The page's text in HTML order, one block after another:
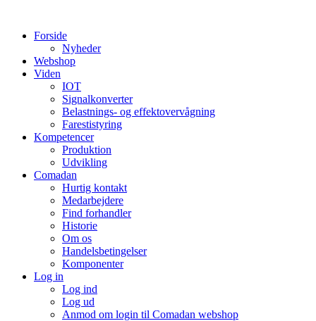
indholdForside
Nyheder
Webshop
Viden
IOT
Signalkonverter
Belastnings- og effektovervågning
Farestistyring
Kompetencer
Produktion
Udvikling
Comadan
Hurtig kontakt
Medarbejdere
Find forhandler
Historie
Om os
Handelsbetingelser
Komponenter
Log in
Log ind
Log ud
Anmod om login til Comadan webshop